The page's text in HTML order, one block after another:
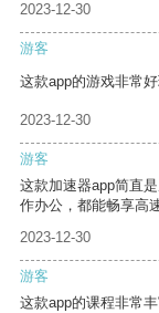
2023-12-30
游客
这款app的游戏非常
2023-12-30
游客
这款加速器app简直
作办公，都能畅享高
2023-12-30
游客
这款app的课程非常